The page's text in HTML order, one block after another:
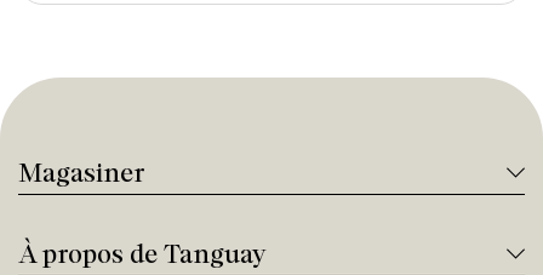
Magasiner
À propos de Tanguay